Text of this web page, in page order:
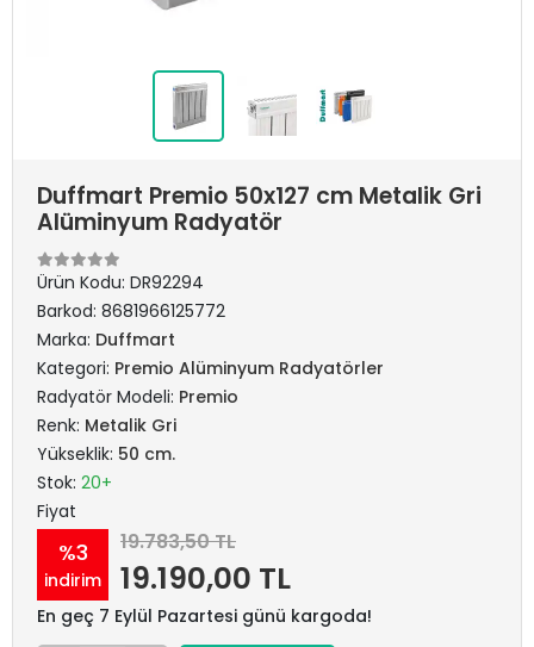
Duffmart Premio 50x127 cm Metalik Gri
Alüminyum Radyatör
Ürün Kodu: DR92294
Barkod: 8681966125772
Marka: Duffmart
Kategori: Premio Alüminyum Radyatörler
Radyatör Modeli: Premio
Renk: Metalik Gri
Yükseklik: 50 cm.
Stok: 20+
Fiyat
%3
indirim
19.783,50 TL
19.190,00 TL
En geç 7 Eylül Pazartesi günü kargoda!